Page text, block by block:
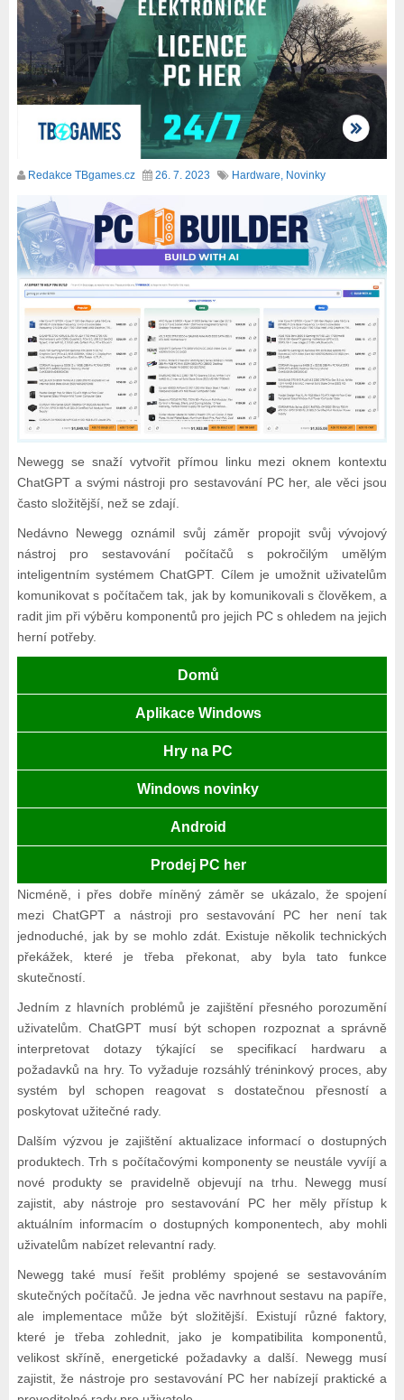
Redakce TBgames.cz 26. 7. 2023 Hardware, Novinky
Newegg se snaží vytvořit přímou linku mezi oknem kontextu
ChatGPT a svými nástroji pro sestavování PC her, ale věci jsou
často složitější, než se zdají.
Nedávno Newegg oznámil svůj záměr propojit svůj vývojový
nástroj pro sestavování počítačů s pokročilým umělým
inteligentním systémem ChatGPT. Cílem je umožnit uživatelům
komunikovat s počítačem tak, jak by komunikovali s člověkem, a
radit jim při výběru komponentů pro jejich PC s ohledem na jejich
herní potřeby.
Domů
Aplikace Windows
Hry na PC
Windows novinky
Android
Prodej PC her
Nicméně, i přes dobře míněný záměr se ukázalo, že spojení
mezi ChatGPT a nástroji pro sestavování PC her není tak
jednoduché, jak by se mohlo zdát. Existuje několik technických
překážek, které je třeba překonat, aby byla tato funkce
skutečností.
Jedním z hlavních problémů je zajištění přesného porozumění
uživatelům. ChatGPT musí být schopen rozpoznat a správně
interpretovat dotazy týkající se specifikací hardwaru a
požadavků na hry. To vyžaduje rozsáhlý tréninkový proces, aby
systém byl schopen reagovat s dostatečnou přesností a
poskytovat užitečné rady.
Dalším výzvou je zajištění aktualizace informací o dostupných
produktech. Trh s počítačovými komponenty se neustále vyvíjí a
nové produkty se pravidelně objevují na trhu. Newegg musí
zajistit, aby nástroje pro sestavování PC her měly přístup k
aktuálním informacím o dostupných komponentech, aby mohli
uživatelům nabízet relevantní rady.
Newegg také musí řešit problémy spojené se sestavováním
skutečných počítačů. Je jedna věc navrhnout sestavu na papíře,
ale implementace může být složitější. Existují různé faktory,
které je třeba zohlednit, jako je kompatibilita komponentů,
velikost skříně, energetické požadavky a další. Newegg musí
zajistit, že nástroje pro sestavování PC her nabízejí praktické a